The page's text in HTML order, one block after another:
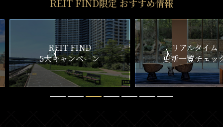
REIT FIND限定 おすすめ情報
ン
リアルタイム
更新一覧チェック
新